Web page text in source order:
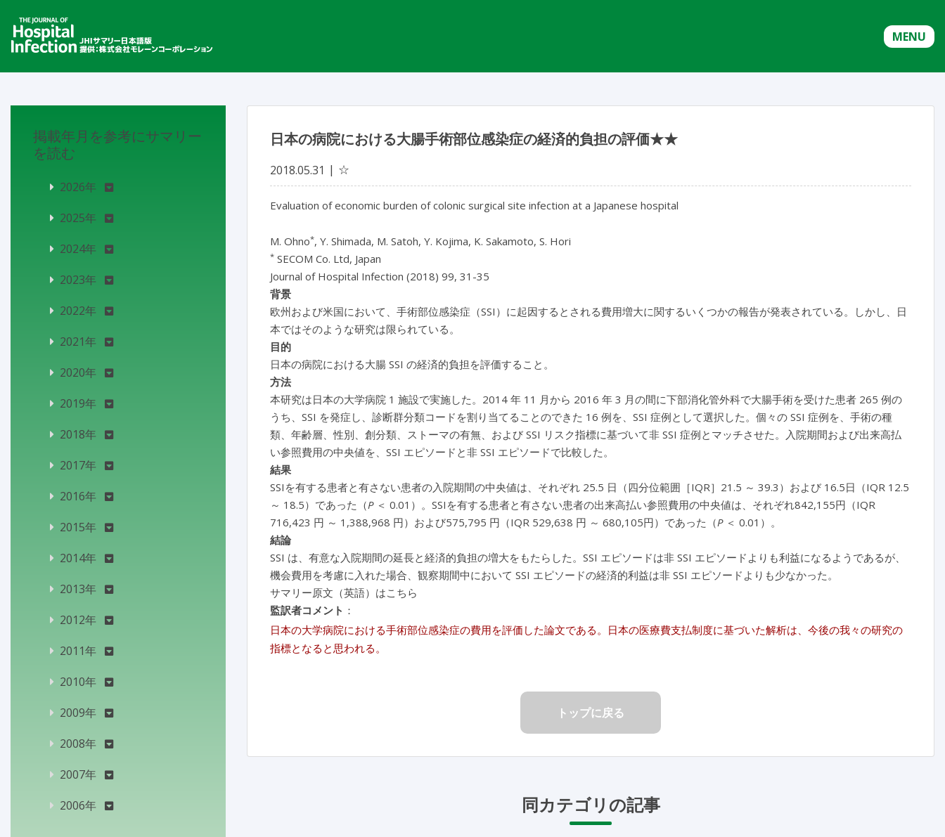
MENU
日本の病院における大腸手術部位感染症の経済的負担の評価★★
2018.05.31 ☆
Evaluation of economic burden of colonic surgical site infection at a Japanese hospital
M. Ohno*, Y. Shimada, M. Satoh, Y. Kojima, K. Sakamoto, S. Hori
* SECOM Co. Ltd, Japan
Journal of Hospital Infection (2018) 99, 31-35
背景
欧州および米国において、手術部位感染症（SSI）に起因するとされる費用増大に関するいくつかの報告が発表されている。しかし、日
本ではそのような研究は限られている。
目的
日本の病院における大腸 SSI の経済的負担を評価すること。
方法
本研究は日本の大学病院 1 施設で実施した。2014 年 11 月から 2016 年 3 月の間に下部消化管外科で大腸手術を受けた患者 265 例の
うち、SSI を発症し、診断群分類コードを割り当てることのできた 16 例を、SSI 症例として選択した。個々の SSI 症例を、手術の種
類、年齢層、性別、創分類、ストーマの有無、および SSI リスク指標に基づいて非 SSI 症例とマッチさせた。入院期間および出来高払
い参照費用の中央値を、SSI エピソードと非 SSI エピソードで比較した。
結果
SSIを有する患者と有さない患者の入院期間の中央値は、それぞれ 25.5 日（四分位範囲［IQR］21.5 ～ 39.3）および 16.5日（IQR 12.5
～ 18.5）であった（P＜ 0.01）。SSIを有する患者と有さない患者の出来高払い参照費用の中央値は、それぞれ842,155円（IQR
716,423 円 ～ 1,388,968 円）および575,795 円（IQR 529,638 円 ～ 680,105円）であった（P＜ 0.01）。
結論
SSI は、有意な入院期間の延長と経済的負担の増大をもたらした。SSI エピソードは非 SSI エピソードよりも利益になるようであるが、
機会費用を考慮に入れた場合、観察期間中において SSI エピソードの経済的利益は非 SSI エピソードよりも少なかった。
サマリー原文（英語）はこちら
監訳者コメント ：
日本の大学病院における手術部位感染症の費用を評価した論文である。日本の医療費支払制度に基づいた解析は、今後の我々の研究の
指標となると思われる。
トップに戻る
同カテゴリの記事
掲載年月を参考にサマリー
を読む
2026年
2025年
2024年
2023年
2022年
2021年
2020年
2019年
2018年
2017年
2016年
2015年
2014年
2013年
2012年
2011年
2010年
2009年
2008年
2007年
2006年